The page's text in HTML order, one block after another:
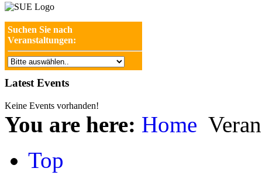
Suchen Sie nach
Veranstaltungen:
Latest Events
Keine Events vorhanden!
You are here: Home
Top